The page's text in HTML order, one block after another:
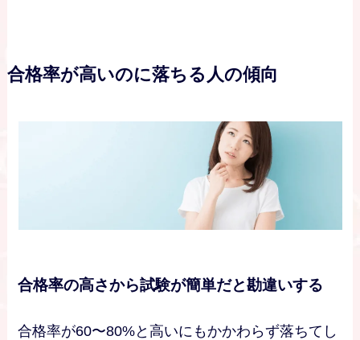
合格率が高いのに落ちる人の傾向
合格率の高さから試験が簡単だと勘違いする
合格率が60〜80%と高いにもかかわらず落ちてし